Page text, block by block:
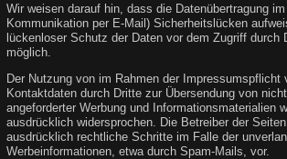
Wir weisen darauf hin, dass die Datenübertragung
Kommunikation per E-Mail) Sicherheitslücken
lückenloser Schutz der Daten vor dem Zugriff durch
möglich.
Der Nutzung von im Rahmen der Impressumspflicht
Kontaktdaten durch Dritte zur Übersendung von
angeforderter Werbung und Informationsmaterialien
ausdrücklich widersprochen. Die Betreiber der
ausdrücklich rechtliche Schritte im Falle der
Werbeinformationen, etwa durch Spam-Mails, vor.